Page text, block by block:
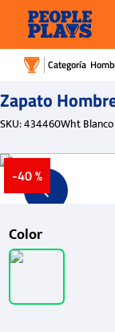
Zapato
SKU:434460Wht
-40 %
Color